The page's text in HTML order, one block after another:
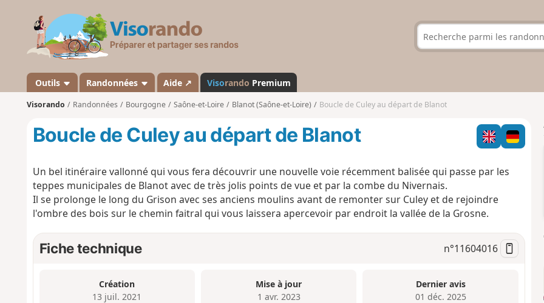
s
a
n
d
Outils Randonnées Aide ↗ Visorando Premium
Visorando Randonnées Bourgogne Saône-et-Loire Blanot (Saône-et-Loire) Boucle de Culey au départ de Blanot
Boucle de Culey au départ de Blanot
Un bel itinéraire vallonné qui vous fera découvrir une nouvelle voie récemment balisée qui passe par les
teppes municipales de Blanot avec de très jolis points de vue et par la combe du Nivernais.
Il se prolonge le long du Grison avec ses anciens moulins avant de remonter sur Culey et de rejoindre
l'ombre des bois sur le chemin faitral qui vous laissera apercevoir par endroit la vallée de la Grosne.
Fiche technique n°11604016
Création
13 juil. 2021
Mise à jour
1 avr. 2023
Dernier avis
01 déc. 2025